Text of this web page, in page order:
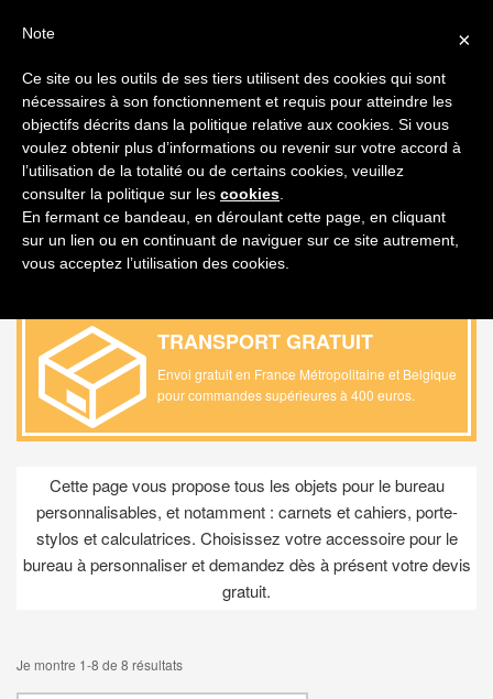
PRODUIT / BUREAU /SAC
D'ORDINATEUR PORTABLE
TRANSPORT GRATUIT
Envoi gratuit en France Métropolitaine et Belgique
pour commandes supérieures à 400 euros.
Cette page vous propose tous les objets pour le bureau
personnalisables, et notamment : carnets et cahiers, porte-
stylos et calculatrices. Choisissez votre accessoire pour le
bureau à personnaliser et demandez dès à présent votre devis
gratuit.
Je montre 1-8 de 8 résultats
×
Note
Ce site ou les outils de ses tiers utilisent des cookies qui sont
nécessaires à son fonctionnement et requis pour atteindre les
objectifs décrits dans la politique relative aux cookies. Si vous
voulez obtenir plus d’informations ou revenir sur votre accord à
l’utilisation de la totalité ou de certains cookies, veuillez
consulter la politique sur les cookies
En fermant ce bandeau, en déroulant cette page, en cliquant
sur un lien ou en continuant de naviguer sur ce site autrement,
vous acceptez l’utilisation des cookies.